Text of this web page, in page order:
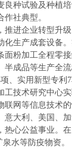
良种试验及种植
社典型。
企业转型升级
化生产成套设备
面粉加工全程零
半成品等生产全
、实用新型专利
工技术研究中心
等信息技术的
意大利、美国、加
公益事业。在
水等防疫物资。